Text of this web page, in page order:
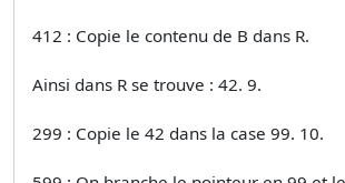
412 : Copie le contenu de B dans R.
Ainsi dans R se trouve : 42. 9.
299 : Copie le 42 dans la case 99. 10.